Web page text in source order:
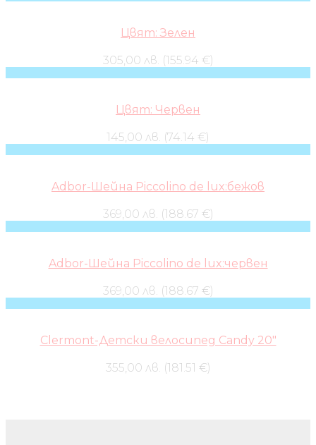
Цвят: Зелен
305,00 лв. (155.94 €)
Цвят: Червен
145,00 лв. (74.14 €)
Adbor-Шейна Piccolino de lux:бежов
369,00 лв. (188.67 €)
Adbor-Шейна Piccolino de lux:червен
369,00 лв. (188.67 €)
Clermont-Детски велосипед Candy 20″
355,00 лв. (181.51 €)